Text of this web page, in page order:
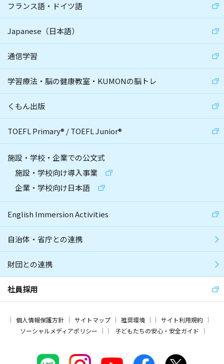
フランス語・ドイツ語
Japanese（日本語）
通信学習
学習療法・脳の健康教室・KUMONの脳トレ
くもん出版
TOEFL Primary® /TOEFL Junior®
施設・学校・企業での公文式
施設・学校向け導入事業
企業・学校向け日本語
English Immersion Activities
自治体・省庁との連携
財団との連携
社員採用
個人情報保護方針 サイトマップ 推奨環境
サイト利用規約
ソーシャルメディアポリシー
子どもたちの安心・安全ガイド